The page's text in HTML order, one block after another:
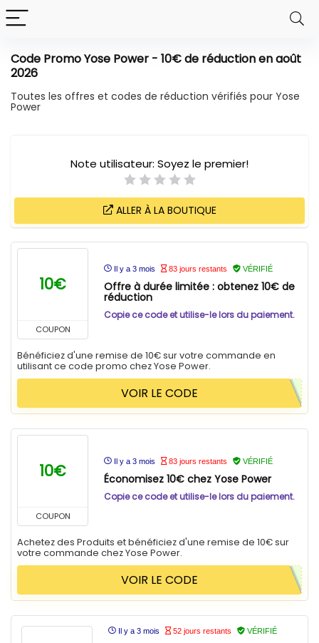
Code Promo Yose Power - 10€ de réduction en août
2026
Toutes les offres et codes de réduction vérifiés pour Yose
Power
Note utilisateur: Soyez le premier!
ALLER À LA BOUTIQUE
10€
COUPON
Il y a 3 mois 83 jours restants VÉRIFIÉ
Offre à durée limitée : obtenez 10€ de
réduction
Copie ce code et utilise-le lors du paiement.
Bénéficiez d'une remise de 10€ sur votre commande en
utilisant ce code promo chez Yose Power.
VOIR LE CODE
10€
COUPON
Il y a 3 mois 83 jours restants VÉRIFIÉ
Économisez 10€ chez Yose Power
Copie ce code et utilise-le lors du paiement.
Achetez des Produits et bénéficiez d'une remise de 10€ sur
votre commande chez Yose Power.
VOIR LE CODE
Il y a 3 mois 52 jours restants VÉRIFIÉ